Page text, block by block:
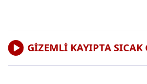
GİZEMLİ KAYIPTA SICAK